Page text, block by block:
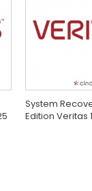
System
Edition Veritas